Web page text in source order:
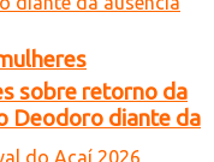
sobre retorno da
Deodoro diante da